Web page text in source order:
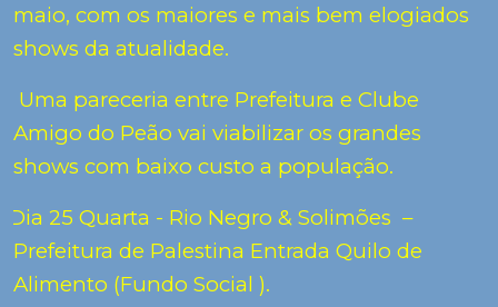
maio, com os maiores e mais bem elogiados
shows da atualidade.
Uma pareceria entre Prefeitura e Clube
Amigo do Peão vai viabilizar os grandes
shows com baixo custo a população.
Dia 25 Quarta - Rio Negro & Solimões –
Prefeitura de Palestina Entrada Quilo de
Alimento (Fundo Social ).